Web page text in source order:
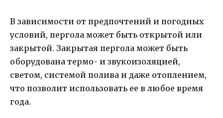
В зависимости от предпочтений и погодных
условий, пергола может быть открытой или
закрытой. Закрытая пергола может быть
оборудована термо- и звукоизоляцией,
светом, системой полива и даже отоплением,
что позволит использовать ее в любое время
года.